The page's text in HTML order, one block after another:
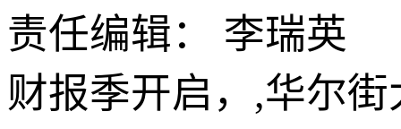
责任编辑： 李瑞英
财报季开启，,华尔